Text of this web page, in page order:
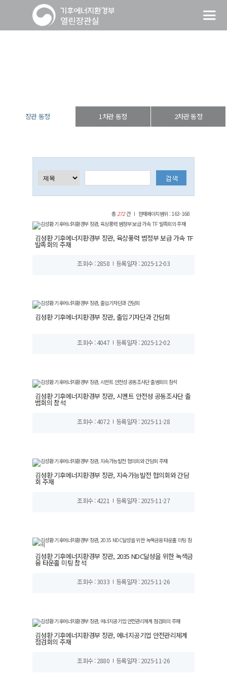
장관 동정 1차관 동정 2차관 동정
총272건 현재페이지범위 : 163-168
김성환 기후에너지환경부 장관, 육상풍력 범정부 보급 가속 TF
발족회의 주재
조회수 : 2858 등록일자 : 2025-12-03
김성환 기후에너지환경부 장관, 출입기자단과 간담회
조회수 : 4047 등록일자 : 2025-12-02
김성환 기후에너지환경부 장관, 시멘트 안전성 공동조사단 출
범회의 참석
조회수 : 4072 등록일자 : 2025-11-28
김성환 기후에너지환경부 장관, 지속가능발전 협의회와 간담
회 주재
조회수 : 4221 등록일자 : 2025-11-27
김성환 기후에너지환경부 장관, 2035 NDC달성을 위한 녹색금
융 타운홀 미팅 참석
조회수 : 3033 등록일자 : 2025-11-26
김성환 기후에너지환경부 장관, 에너지공기업 안전관리체계
점검회의 주재
조회수 : 2880 등록일자 : 2025-11-26